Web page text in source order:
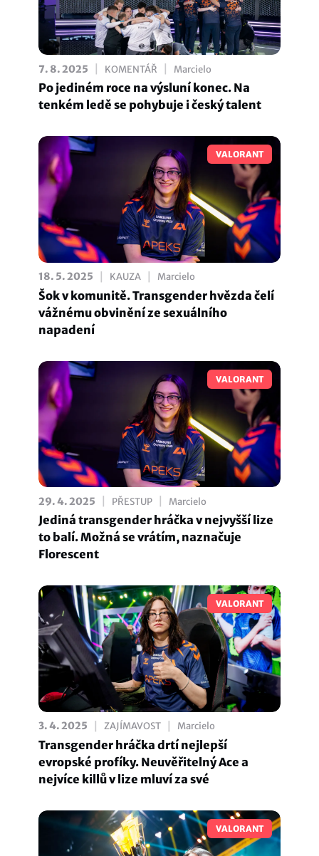
7. 8. 2025 KOMENTÁŘ Marcielo
Po jediném roce na výsluní konec. Na
tenkém ledě se pohybuje i český talent
VALORANT
18. 5. 2025 KAUZA Marcielo
Šok v komunitě. Transgender hvězda čelí
vážnému obvinění ze sexuálního
napadení
VALORANT
29. 4. 2025 PŘESTUP Marcielo
Jediná transgender hráčka v nejvyšší lize
to balí. Možná se vrátím, naznačuje
Florescent
VALORANT
3. 4. 2025 ZAJÍMAVOST Marcielo
Transgender hráčka drtí nejlepší
evropské profíky. Neuvěřitelný Ace a
nejvíce killů v lize mluví za své
VALORANT